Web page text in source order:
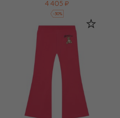
4 405 ₽
-30%